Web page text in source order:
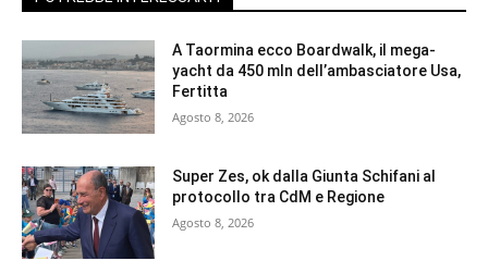
A Taormina ecco Boardwalk, il mega-
yacht da 450 mln dell’ambasciatore Usa,
Fertitta
Agosto 8, 2026
Super Zes, ok dalla Giunta Schifani al
protocollo tra CdM e Regione
Agosto 8, 2026